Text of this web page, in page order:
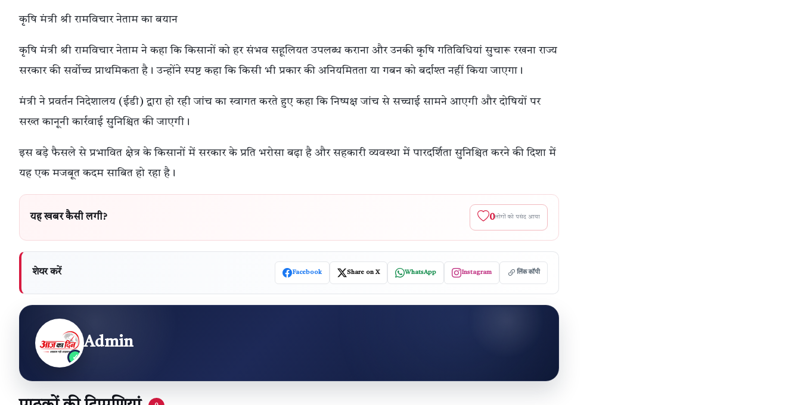
कृषि मंत्री श्री रामविचार नेताम का बयान
कृषि मंत्री श्री रामविचार नेताम ने कहा कि किसानों को हर संभव सहूलियत उपलब्ध कराना और उनकी कृषि गतिविधियां सुचारू रखना राज्य
सरकार की सर्वोच्च प्राथमिकता है। उन्होंने स्पष्ट कहा कि किसी भी प्रकार की अनियमितता या गबन को बर्दाश्त नहीं किया जाएगा।
मंत्री ने प्रवर्तन निदेशालय (ईडी) द्वारा हो रही जांच का स्वागत करते हुए कहा कि निष्पक्ष जांच से सच्चाई सामने आएगी और दोषियों पर
सख्त कानूनी कार्रवाई सुनिश्चित की जाएगी।
इस बड़े फैसले से प्रभावित क्षेत्र के किसानों में सरकार के प्रति भरोसा बढ़ा है और सहकारी व्यवस्था में पारदर्शिता सुनिश्चित करने की दिशा में
यह एक मजबूत कदम साबित हो रहा है।
यह खबर कैसी लगी? 0लोगों को पसंद आया
शेयर करें Facebook Share on X WhatsApp Instagram लिंक कॉपी
Admin